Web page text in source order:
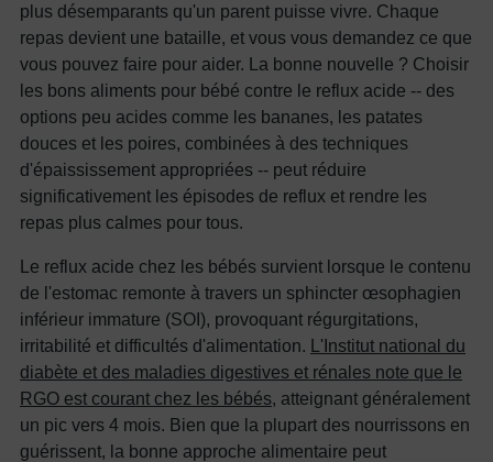
plus désemparants qu'un parent puisse vivre. Chaque
repas devient une bataille, et vous vous demandez ce que
vous pouvez faire pour aider. La bonne nouvelle ? Choisir
les bons aliments pour bébé contre le reflux acide -- des
options peu acides comme les bananes, les patates
douces et les poires, combinées à des techniques
d'épaississement appropriées -- peut réduire
significativement les épisodes de reflux et rendre les
repas plus calmes pour tous.
Le reflux acide chez les bébés survient lorsque le contenu
de l'estomac remonte à travers un sphincter œsophagien
inférieur immature (SOI), provoquant régurgitations,
irritabilité et difficultés d'alimentation. L'Institut national du
diabète et des maladies digestives et rénales note que le
RGO est courant chez les bébés, atteignant généralement
un pic vers 4 mois. Bien que la plupart des nourrissons en
guérissent, la bonne approche alimentaire peut